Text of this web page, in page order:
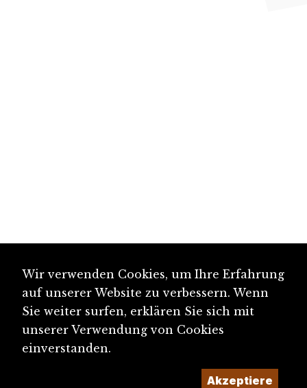
Wir verwenden Cookies, um Ihre Erfahrung
auf unserer Website zu verbessern. Wenn
Sie weiter surfen, erklären Sie sich mit
unserer Verwendung von Cookies
einverstanden.
Akzeptiere